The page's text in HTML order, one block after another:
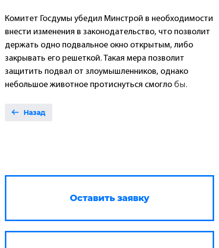
Комитет Госдумы убедил Минстрой в необходимости
внести изменения в законодательство, что позволит
держать одно подвальное окно открытым, либо
закрывать его решеткой. Такая мера позволит
защитить подвал от злоумышленников, однако
небольшое животное протиснуться смогло бы.
Назад
Оставить заявку